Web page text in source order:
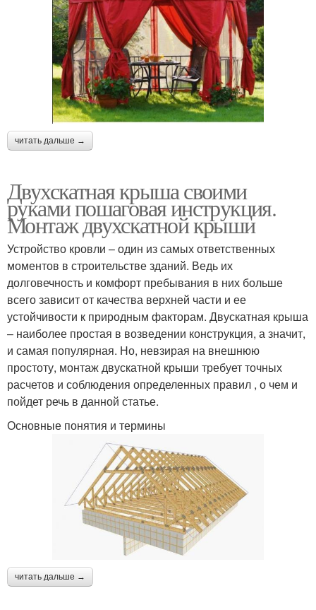
читать дальше →
Двухскатная крыша своими
руками пошаговая инструкция.
Монтаж двухскатной крыши
Устройство кровли – один из самых ответственных
моментов в строительстве зданий. Ведь их
долговечность и комфорт пребывания в них больше
всего зависит от качества верхней части и ее
устойчивости к природным факторам. Двускатная крыша
– наиболее простая в возведении конструкция, а значит,
и самая популярная. Но, невзирая на внешнюю
простоту, монтаж двускатной крыши требует точных
расчетов и соблюдения определенных правил , о чем и
пойдет речь в данной статье.
Основные понятия и термины
читать дальше →